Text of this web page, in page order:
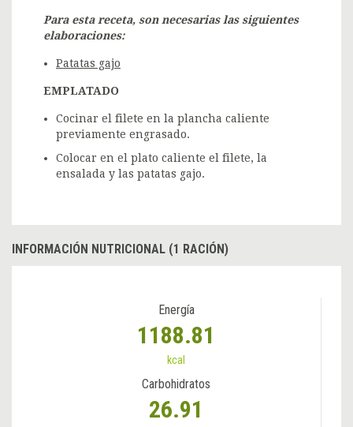
Para esta receta, son necesarias las siguientes
elaboraciones:
Patatas gajo
EMPLATADO
Cocinar el filete en la plancha caliente
previamente engrasado.
Colocar en el plato caliente el filete, la
ensalada y las patatas gajo.
INFORMACIÓN NUTRICIONAL (1 RACIÓN)
Energía
1188.81
kcal
Carbohidratos
26.91